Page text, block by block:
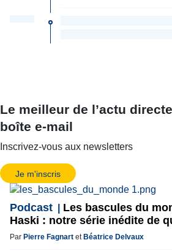
Le meilleur de l’actu
boîte e-mail
Inscrivez-vous aux newsletters
Je m'inscris
Podcast
Les bascules du
Haski : notre série inédite de
Par Pierre Fagnart et Béatrice Delvaux